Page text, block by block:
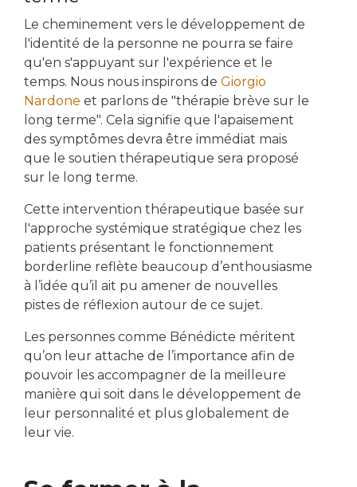
Le cheminement vers le développement de
l'identité de la personne ne pourra se faire
qu'en s'appuyant sur l'expérience et le
temps. Nous nous inspirons de Giorgio
Nardone et parlons de "thérapie brève sur le
long terme". Cela signifie que l'apaisement
des symptômes devra être immédiat mais
que le soutien thérapeutique sera proposé
sur le long terme.
Cette intervention thérapeutique basée sur
l'approche systémique stratégique chez les
patients présentant le fonctionnement
borderline reflète beaucoup d’enthousiasme
à l’idée qu’il ait pu amener de nouvelles
pistes de réflexion autour de ce sujet.
Les personnes comme Bénédicte méritent
qu’on leur attache de l’importance afin de
pouvoir les accompagner de la meilleure
manière qui soit dans le développement de
leur personnalité et plus globalement de
leur vie.